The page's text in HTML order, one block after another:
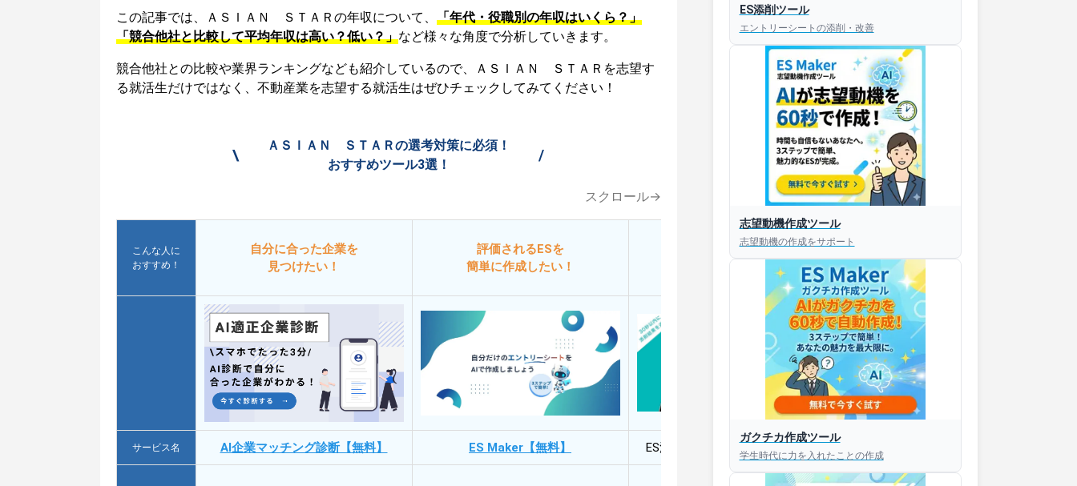
この記事では、ＡＳＩＡＮ ＳＴＡＲの年収について、 「年代・役職別の年収はいくら？」
「競合他社と比較して平均年収は高い？低い？」など様々な角度で分析していきます。
競合他社との比較や業界ランキングなども紹介しているので、ＡＳＩＡＮ ＳＴＡＲを志望す
る就活生だけではなく、不動産業を志望する就活生はぜひチェックしてみてください！
\
ＡＳＩＡＮ ＳＴＡＲの選考対策に必須！
おすすめツール3選！
/
スクロール→
こんな人に
おすすめ！
自分に合った企業を
見つけたい！
評価されるESを
簡単に作成したい！
今すぐESを
添削してほしい！
サービス名 AI企業マッチング診断【無料】 ES Maker【無料】 ES添削・面接対策アプリ【無料】
ES添削ツール
エントリーシートの添削・改善
志望動機作成ツール
志望動機の作成をサポート
ガクチカ作成ツール
学生時代に力を入れたことの作成